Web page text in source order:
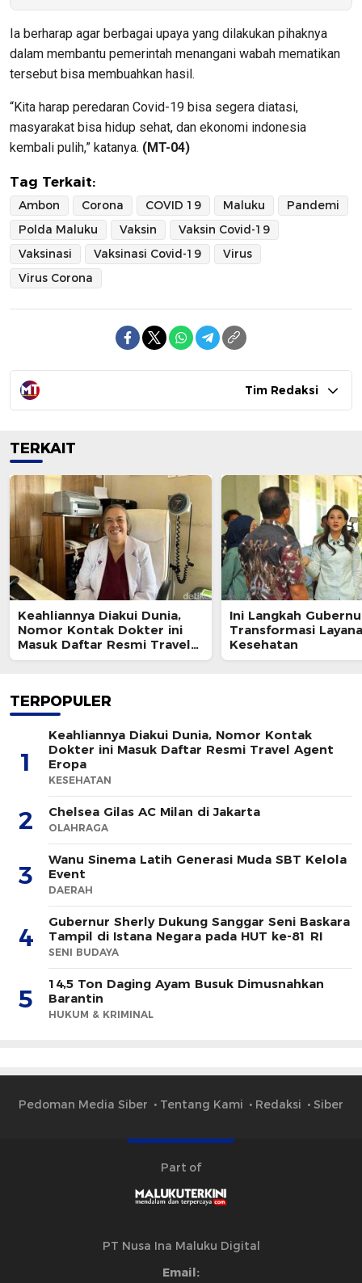
Ia berharap agar berbagai upaya yang dilakukan pihaknya
dalam membantu pemerintah menangani wabah mematikan
tersebut bisa membuahkan hasil.
“Kita harap peredaran Covid-19 bisa segera diatasi,
masyarakat bisa hidup sehat, dan ekonomi indonesia
kembali pulih,” katanya. (MT-04)
Tag Terkait:
Ambon Corona COVID 19 Maluku
Pandemi
Polda Maluku
Vaksin
Vaksin Covid-19
Vaksinasi
Vaksinasi Covid-19
Virus
Virus Corona
Tim Redaksi
TERKAIT
Keahliannya Diakui Dunia,
Nomor Kontak Dokter ini
Masuk Daftar Resmi Travel
Agent Eropa
Ini Langkah
Transformasi
Kesehatan
TERPOPULER
1
Keahliannya Diakui Dunia, Nomor Kontak
Dokter ini Masuk Daftar Resmi Travel Agent
Eropa
KESEHATAN
2 Chelsea Gilas AC Milan di Jakarta
OLAHRAGA
3
Wanu Sinema Latih Generasi Muda SBT Kelola
Event
DAERAH
4
Gubernur Sherly Dukung Sanggar Seni Baskara
Tampil di Istana Negara pada HUT ke-81 RI
SENI BUDAYA
5
14,5 Ton Daging Ayam Busuk Dimusnahkan
Barantin
HUKUM & KRIMINAL
Pedoman Media Siber Tentang Kami Redaksi Siber
Part of
PT Nusa Ina Maluku Digital
Email: